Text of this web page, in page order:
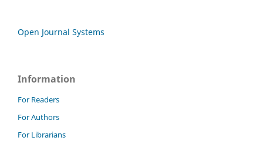
Open Journal Systems
Information
For Readers
For Authors
For Librarians